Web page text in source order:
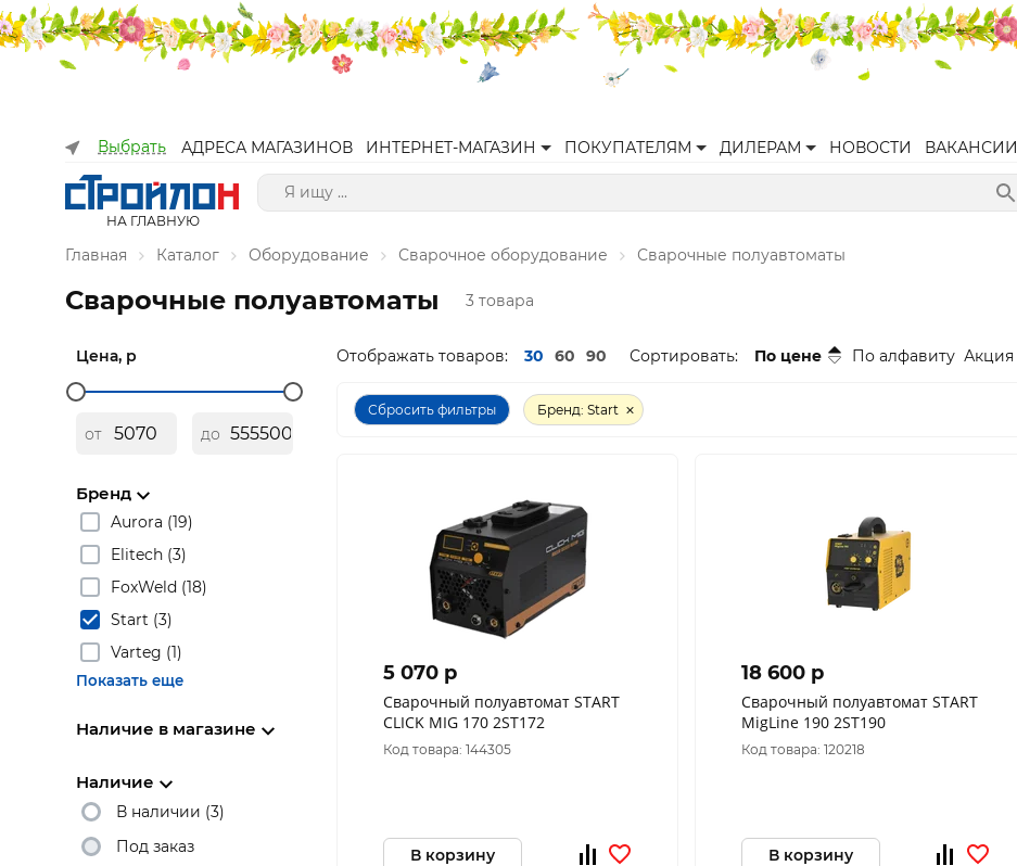
Выбрать АДРЕСА МАГАЗИНОВ ИНТЕРНЕТ-МАГАЗИН ПОКУПАТЕЛЯМ ДИЛЕРАМ НОВОСТИ ВАКАНСИИ
НА ГЛАВНУЮ
Главная Каталог Оборудование Сварочное оборудование Сварочные полуавтоматы
Сварочные полуавтоматы 3 товара
Цена, р
от до
Бренд
Aurora (19)
Elitech (3)
FoxWeld (18)
Start (3)
Varteg (1)
Показать еще
Наличие в магазине
Наличие
В наличии (3)
Под заказ
Отображать товаров: 30 60 90 Сортировать: По цене По алфавиту Акция
Сбросить фильтры Бренд: Start
5 070 p
Сварочный полуавтомат START
CLICK MIG 170 2ST172
Код товара: 144305
В корзину
18 600 p
Сварочный полуавтомат START
MigLine 190 2ST190
Код товара: 120218
В корзину